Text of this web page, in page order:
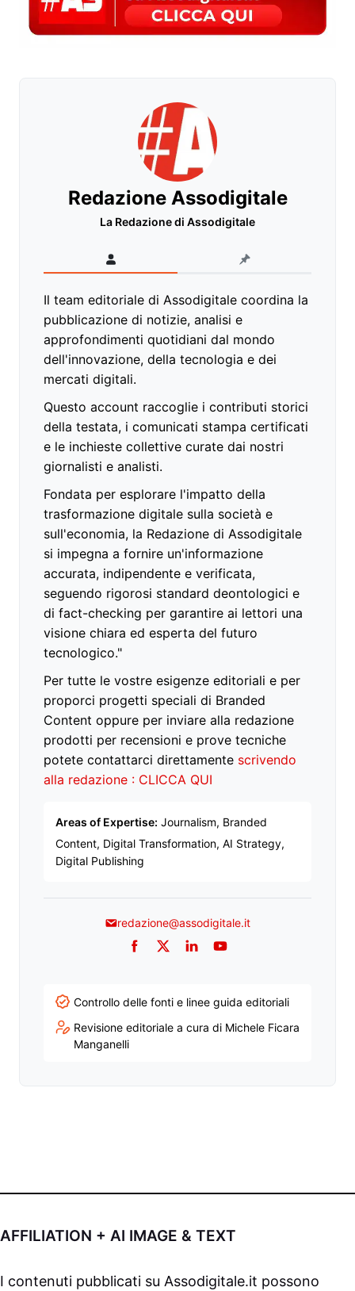
Redazione Assodigitale
La Redazione di Assodigitale
Il team editoriale di Assodigitale coordina la
pubblicazione di notizie, analisi e
approfondimenti quotidiani dal mondo
dell'innovazione, della tecnologia e dei
mercati digitali.
Questo account raccoglie i contributi storici
della testata, i comunicati stampa certificati
e le inchieste collettive curate dai nostri
giornalisti e analisti.
Fondata per esplorare l'impatto della
trasformazione digitale sulla società e
sull'economia, la Redazione di Assodigitale
si impegna a fornire un'informazione
accurata, indipendente e verificata,
seguendo rigorosi standard deontologici e
di fact-checking per garantire ai lettori una
visione chiara ed esperta del futuro
tecnologico."
Per tutte le vostre esigenze editoriali e per
proporci progetti speciali di Branded
Content oppure per inviare alla redazione
prodotti per recensioni e prove tecniche
potete contattarci direttamente scrivendo
alla redazione : CLICCA QUI
Areas of Expertise: Journalism, Branded
Content, Digital Transformation, AI Strategy,
Digital Publishing
redazione@assodigitale.it
Facebook
TwitterLinkedInYouTube
Controllo delle fonti e linee guida editoriali
Revisione editoriale a cura di Michele Ficara
Manganelli
AFFILIATION + AI IMAGE & TEXT
I contenuti pubblicati su Assodigitale.it possono